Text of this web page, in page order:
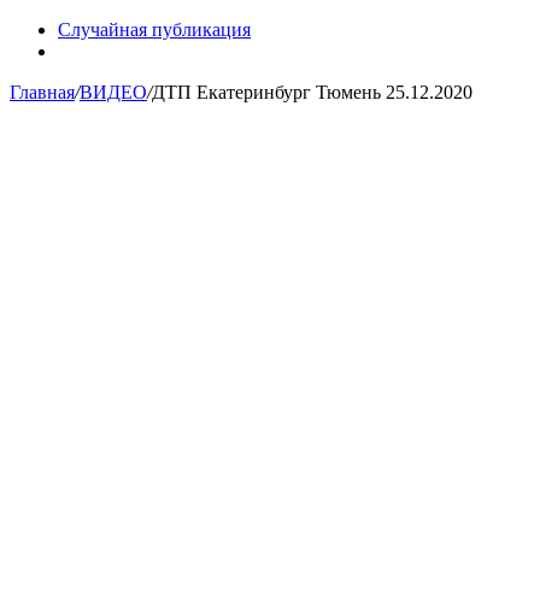
Случайная публикация
Главная/ВИДЕО/ДТП Екатеринбург Тюмень 25.12.2020